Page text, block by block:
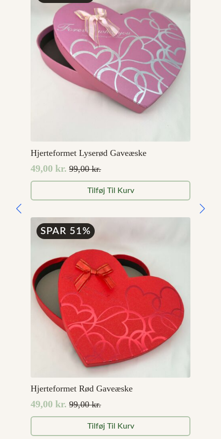
Hjerteformet Lyserød Gaveæske
99,00kr.
Den
oprindelige
pris
99,00 kr..
49,00 kr.
Den
aktuelle
pris
49,00 kr..
Tilføj Til Kurv
SPAR 51%
Hjerteformet Rød Gaveæske
99,00kr.
Den
oprindelige
pris
49,00 kr.
Den
aktuelle
pris
Tilføj Til Kurv